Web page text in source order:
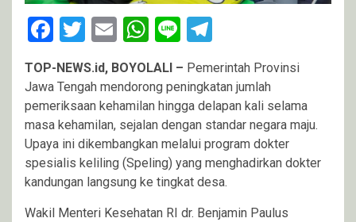
Facebook
Twitter
EmailWhatsApp
Line
TOP-NEWS.id, BOYOLALI – Pemerintah Provinsi
Jawa Tengah mendorong peningkatan jumlah
pemeriksaan kehamilan hingga delapan kali selama
masa kehamilan, sejalan dengan standar negara maju.
Upaya ini dikembangkan melalui program dokter
spesialis keliling (Speling) yang menghadirkan dokter
kandungan langsung ke tingkat desa.
Wakil Menteri Kesehatan RI dr. Benjamin Paulus